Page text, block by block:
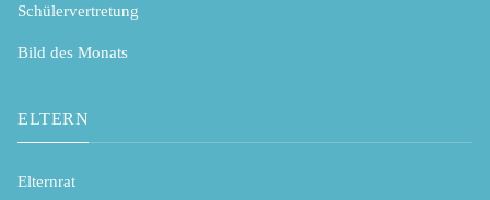
Schülervertretung
Bild des Monats
ELTERN
Elternrat